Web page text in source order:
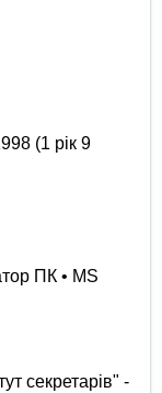
(1 рік 9
ПК • MS
секретарів" -